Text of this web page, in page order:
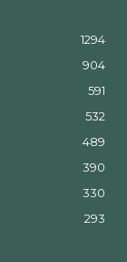
1294
904
591
532
489
390
330
293